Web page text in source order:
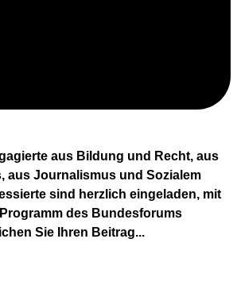
aus Bildung und Recht, aus
aus Journalismus und Sozialem
sind herzlich eingeladen, mit
des Bundesforums
Sie Ihren Beitrag...